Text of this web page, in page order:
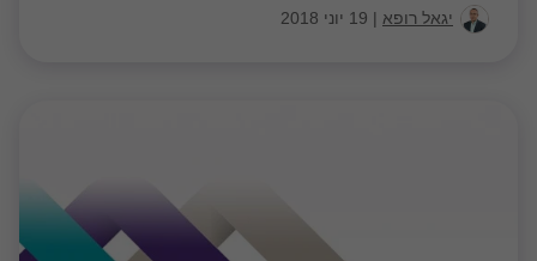
יגאל רופא | 19 יוני 2018